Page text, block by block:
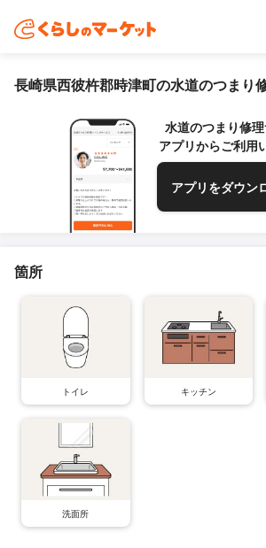
長崎県西彼杵郡時津町の水道のつまり
水道のつまり修
アプリからご利用
アプリをダウン
箇所
トイレ キッチン
洗面所